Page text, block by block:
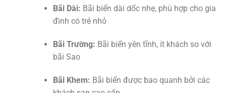
Bãi Dài: Bãi biển dài dốc nhẹ, phù hợp cho gia
đình có trẻ nhỏ
Bãi Trường: Bãi biển yên tĩnh, ít khách so với
bãi Sao
Bãi Khem: Bãi biển được bao quanh bởi các